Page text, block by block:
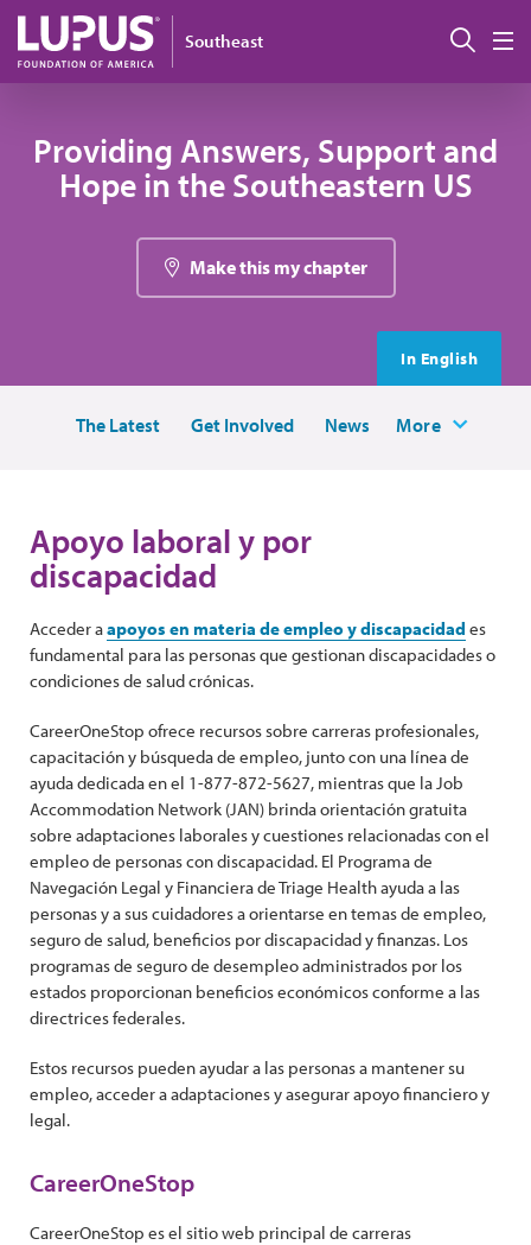
Pasar al contenido principal
Southeast
Providing Answers, Support and
Hope in the Southeastern US
Make this my chapter
In English
The Latest Get Involved News More
Apoyo laboral y por
discapacidad
Acceder aapoyos en materia de empleo y discapacidad es
fundamental para las personas que gestionan discapacidades o
condiciones de salud crónicas.
CareerOneStop ofrece recursos sobre carreras profesionales,
capacitación y búsqueda de empleo, junto con una línea de
ayuda dedicada en el 1-877-872-5627, mientras que la Job
Accommodation Network (JAN) brinda orientación gratuita
sobre adaptaciones laborales y cuestiones relacionadas con el
empleo de personas con discapacidad. El Programa de
Navegación Legal y Financiera de Triage Health ayuda a las
personas y a sus cuidadores a orientarse en temas de empleo,
seguro de salud, beneficios por discapacidad y finanzas. Los
programas de seguro de desempleo administrados por los
estados proporcionan beneficios económicos conforme a las
directrices federales.
Estos recursos pueden ayudar a las personas a mantener su
empleo, acceder a adaptaciones y asegurar apoyo financiero y
legal.
CareerOneStop
CareerOneStop es el sitio web principal de carreras